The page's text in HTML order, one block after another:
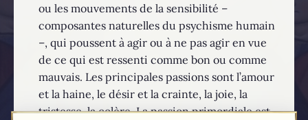
ou les mouvements de la sensibilité –
composantes naturelles du psychisme humain
–, qui poussent à agir ou à ne pas agir en vue
de ce qui est ressenti comme bon ou comme
mauvais. Les principales passions sont l’amour
et la haine, le désir et la crainte, la joie, la
tristesse, la colère. La passion primordiale est